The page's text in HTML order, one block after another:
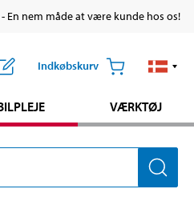
En nem måde at være kunde hos os!
Indkøbskurv
VÆRKTØJ